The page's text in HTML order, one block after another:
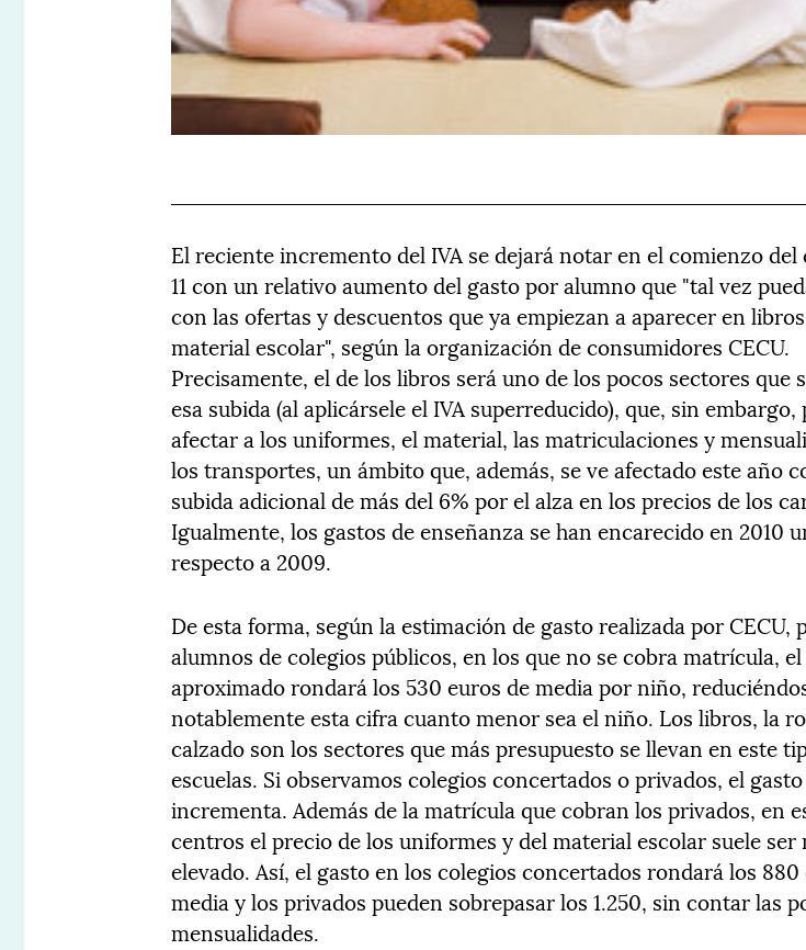
El reciente incremento del IVA se dejará notar en el comienzo del
11 con un relativo aumento del gasto por alumno que "tal vez
con las ofertas y descuentos que ya empiezan a aparecer en
material escolar", según la organización de consumidores CECU.
Precisamente, el de los libros será uno de los pocos sectores que
esa subida (al aplicársele el IVA superreducido), que, sin embargo,
afectar a los uniformes, el material, las matriculaciones y
los transportes, un ámbito que, además, se ve afectado este año
subida adicional de más del 6% por el alza en los precios de los
Igualmente, los gastos de enseñanza se han encarecido en 2010
respecto a 2009.
De esta forma, según la estimación de gasto realizada por CECU,
alumnos de colegios públicos, en los que no se cobra matrícula,
aproximado rondará los 530 euros de media por niño,
notablemente esta cifra cuanto menor sea el niño. Los libros, la
calzado son los sectores que más presupuesto se llevan en este
escuelas. Si observamos colegios concertados o privados, el
incrementa. Además de la matrícula que cobran los privados, en
centros el precio de los uniformes y del material escolar suele ser
elevado. Así, el gasto en los colegios concertados rondará los 880
media y los privados pueden sobrepasar los 1.250, sin contar las
mensualidades.